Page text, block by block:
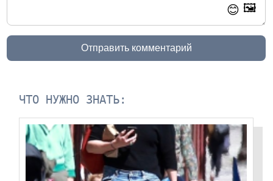
😊 🖼️
Отправить комментарий
ЧТО НУЖНО ЗНАТЬ: